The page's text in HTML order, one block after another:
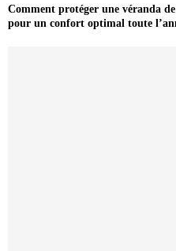
Comment protéger une véranda
pour un confort optimal toute